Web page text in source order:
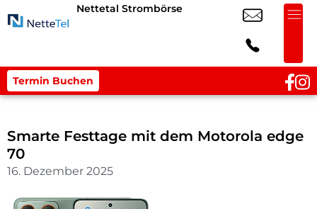
Nettetal Strombörse
Termin Buchen
Smarte Festtage mit dem Motorola edge
70
16. Dezember 2025